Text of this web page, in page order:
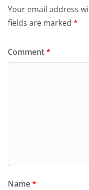
Your email address
fields are marked *
Comment*
Name*